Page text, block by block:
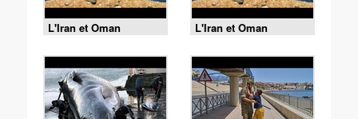
L'Iran et Oman
s'accordent sur une
route maritime dans le
Téhéran
L'Iran et Oman
s'accordent sur une
route maritime dans le
Téhéran